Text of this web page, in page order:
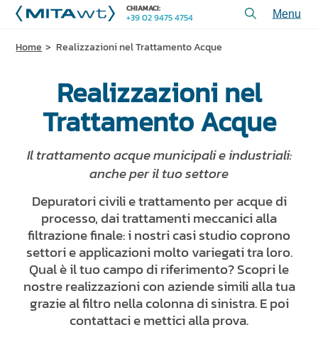
REALIZZAZIONI
ARTICOLI TECNICI
NEWS & EVENTI
CHIAMACI:
+39 02 9475 4754
PRODOTTI
APPLICAZIONI e SOLUZIONI
CHI SIAMO
CONTATTACI
CHIAMACI: +39 02 9475 4754
Home Realizzazioni nel Trattamento Acque
Realizzazioni nel
Trattamento Acque
Il trattamento acque municipali e industriali:
anche per il tuo settore
Depuratori civili e trattamento per acque di
processo, dai trattamenti meccanici alla
filtrazione finale: i nostri casi studio coprono
settori e applicazioni molto variegati tra loro.
Qual è il tuo campo di riferimento? Scopri le
nostre realizzazioni con aziende simili alla tua
grazie al filtro nella colonna di sinistra. E poi
contattaci e mettici alla prova.